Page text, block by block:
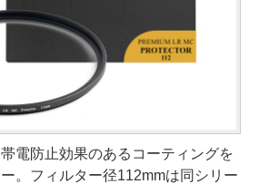
電防止効果のあるコーティングを
。フィルター径112mmは同シリー